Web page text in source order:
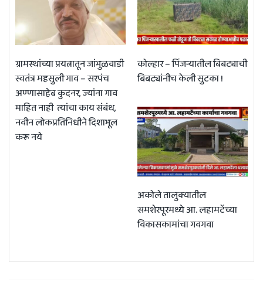
ग्रामस्थांच्या प्रयत्नातून जांभुळवाडी
स्वतंत्र महसुली गाव – सरपंच
अण्णासाहेब कुदनर, ज्यांना गाव
माहित नाही त्यांचा काय संबंध,
नवीन लोकप्रतिनिधीने दिशाभूल
करू नये
कोल्हार – पिंजऱ्यातील बिबट्याची
बिबट्यांनीच केली सुटका !
अकोले तालुक्यातील
समशेरपूरमध्ये आ. लहामटेंच्या
विकासकामांचा गवगवा